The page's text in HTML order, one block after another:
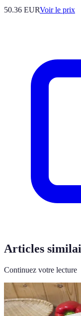
50.36 EURVoir le prix
Articles
Continuez votre lecture